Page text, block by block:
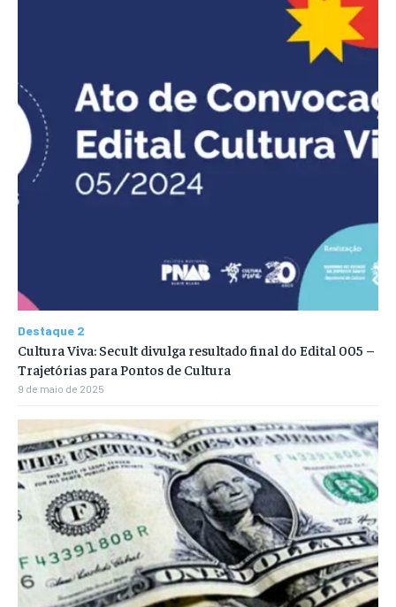
Destaque 2
Cultura Viva: Secult divulga resultado final do Edital 005 –
Trajetórias para Pontos de Cultura
9 de maio de 2025